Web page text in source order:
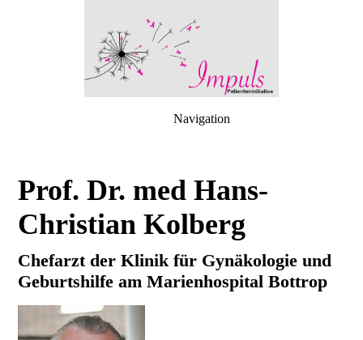
Navigation
Prof. Dr. med Hans-
Christian Kolberg
Chefarzt der Klinik für Gynäkologie und
Geburtshilfe am Marienhospital Bottrop